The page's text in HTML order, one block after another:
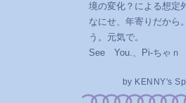
境の変化？による想定
なにせ、年寄りだから
う。元気で。
See You.、Pi-ちゃｎ
by KENNY's